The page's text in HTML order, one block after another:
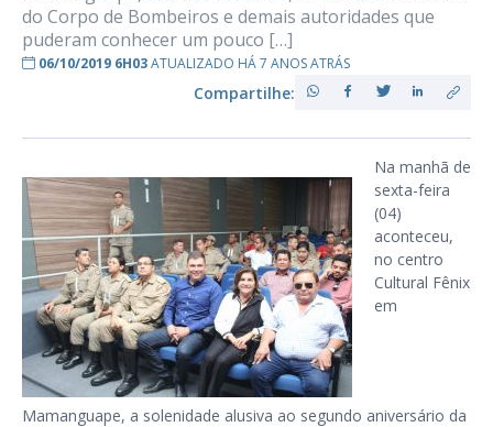
do Corpo de Bombeiros e demais autoridades que
puderam conhecer um pouco […]
06/10/2019 6H03ATUALIZADO HÁ 7 ANOS ATRÁS
Compartilhe:
Na manhã de
sexta-feira
(04)
aconteceu,
no centro
Cultural Fênix
em
Mamanguape, a solenidade alusiva ao segundo aniversário da